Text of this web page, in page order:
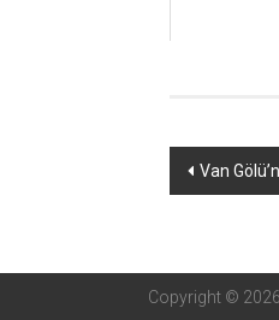
Yazı
Van
Copyright © 2026